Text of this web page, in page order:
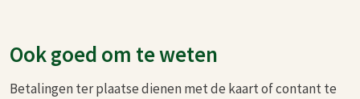
Ook goed om te weten
Betalingen ter plaatse dienen met de kaart of contant te